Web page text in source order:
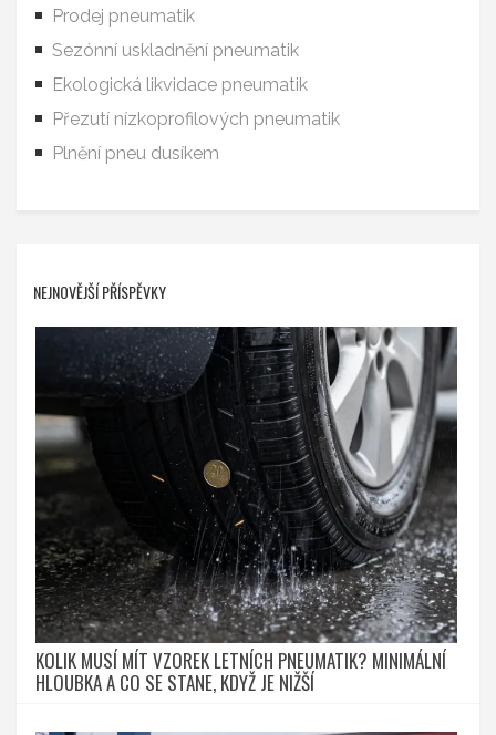
Prodej pneumatik
Sezónní uskladnění pneumatik
Ekologická likvidace pneumatik
Přezutí nízkoprofilových pneumatik
Plnění pneu dusíkem
NEJNOVĚJŠÍ PŘÍSPĚVKY
KOLIK MUSÍ MÍT VZOREK LETNÍCH PNEUMATIK? MINIMÁLNÍ
HLOUBKA A CO SE STANE, KDYŽ JE NIŽŠÍ